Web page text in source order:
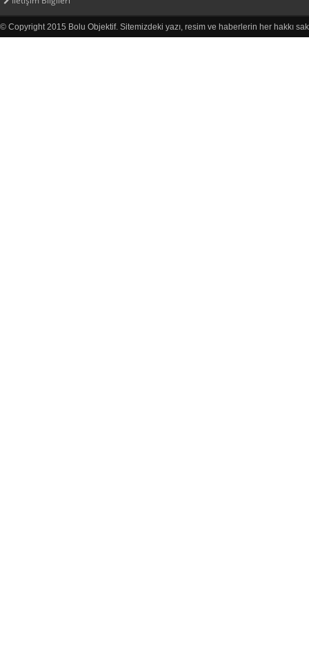
© Copyright 2015 Bolu Objektif. Sitemizdeki yazı, resim ve haberlerin her hakkı